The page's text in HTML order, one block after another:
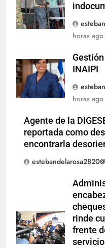
horas ago
INAIPI
horas ago
Agente de la
reportada como
encontrarla
rinde
frente